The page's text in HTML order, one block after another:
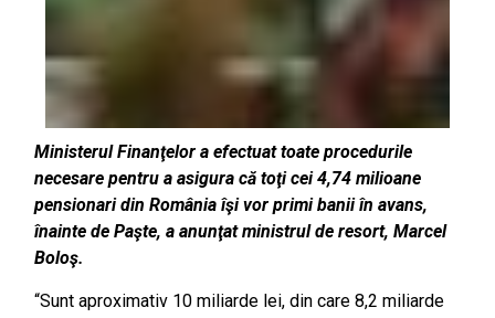
Ministerul Finanţelor a efectuat toate procedurile
necesare pentru a asigura că toţi cei 4,74 milioane
pensionari din România îşi vor primi banii în avans,
înainte de Paşte, a anunţat ministrul de resort, Marcel
Boloş.
“Sunt aproximativ 10 miliarde lei, din care 8,2 miliarde